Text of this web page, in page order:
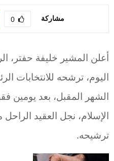
مشاركة 0
أعلن المشير خليفة حفتر،
اليوم، ترشحه للانتخابات
الشهر المقبل، بعد
الإسلام، نجل العقيد
ترشيحه.